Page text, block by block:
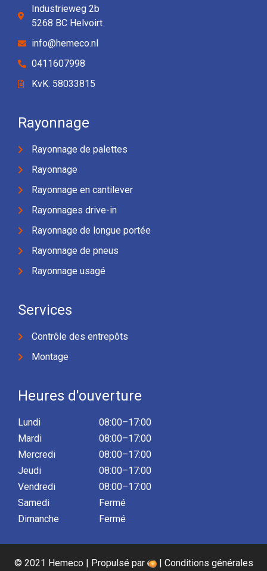
Industrieweg 2b
5268 BC Helvoirt
info@hemeco.nl
0411607998
KvK: 58033815
Rayonnage
Rayonnage de palettes
Rayonnage
Rayonnage en cantilever
Rayonnages drive-in
Rayonnage de longue portée
Rayonnage de pneus
Rayonnage usagé
Services
Contrôle des entrepôts
Montage
Heures d'ouverture
Lundi
Mardi
Mercredi
Jeudi
Vendredi
Samedi
Dimanche
08:00–17:00
08:00–17:00
08:00–17:00
08:00–17:00
08:00–17:00
Fermé
Fermé
© 2021 Hemeco | Propulsé par | Conditions générales